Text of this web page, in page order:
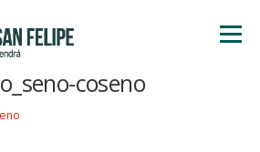
Menú
coseno